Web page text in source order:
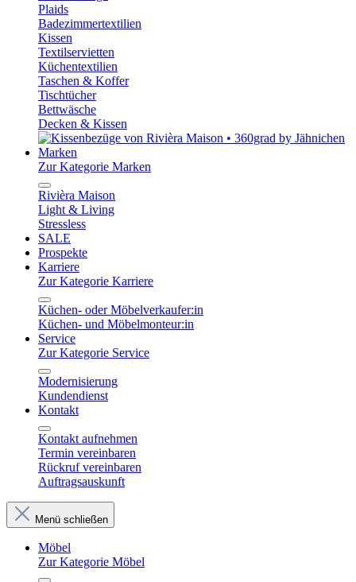
Plaids
Badezimmertextilien
Kissen
Textilservietten
Küchentextilien
Taschen & Koffer
Tischtücher
Bettwäsche
Decken & Kissen
Marken
Zur Kategorie Marken
Rivièra Maison
Light & Living
Stressless
SALE
Prospekte
Karriere
Zur Kategorie Karriere
Küchen- oder Möbelverkaufer:in
Küchen- und Möbelmonteur:in
Service
Zur Kategorie Service
Modernisierung
Kundendienst
Kontakt
Kontakt aufnehmen
Termin vereinbaren
Rückruf vereinbaren
Auftragsauskunft
Menü schließen
Möbel
Zur Kategorie Möbel